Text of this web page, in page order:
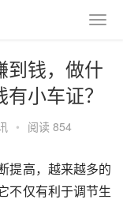
到钱，做什
小车证？
• 阅读 854
提高，越来越多的
不仅有利于调节生